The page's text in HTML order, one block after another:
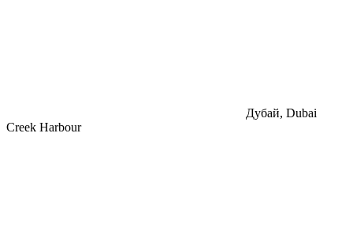
Дубай, Dubai
Creek Harbour